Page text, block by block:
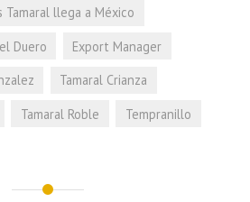
Tamaral llega a México
Duero
Export Manager
Tamaral Crianza
Tamaral Roble Tempranillo